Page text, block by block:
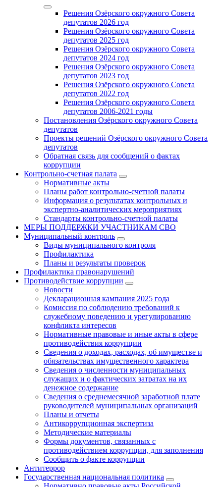
Решения Озёрского окружного Совета
депутатов 2026 год
Решения Озёрского окружного Совета
депутатов 2025 год
Решения Озёрского окружного Совета
депутатов 2024 год
Решения Озёрского окружного Совета
депутатов 2023 год
Решения Озёрского окружного Совета
депутатов 2022 год
Решения Озёрского окружного Совета
депутатов 2006-2021 годы
Постановления Озёрского окружного Совета
депутатов
Проекты решений Озёрского окружного Совета
депутатов
Обратная связь для сообщений о фактах
коррупции
Контрольно-счетная палата
Нормативные акты
Планы работ контрольно-счетной палаты
Информация о результатах контрольных и
экспертно-аналитических мероприятиях
Стандарты контрольно-счетной палаты
МЕРЫ ПОДДЕРЖКИ УЧАСТНИКАМ СВО
Муниципальный контроль
Виды муниципального контроля
Профилактика
Планы и результаты проверок
Профилактика правонарушений
Противодействие коррупции
Новости
Декларационная кампания 2025 года
Комиссия по соблюдению требований к
служебному поведению и урегулированию
конфликта интересов
Нормативные правовые и иные акты в сфере
противодействия коррупции
Сведения о доходах, расходах, об имуществе и
обязательствах имущественного характера
Сведения о численности муниципальных
служащих и о фактических затратах на их
денежное содержание
Сведения о среднемесячной заработной плате
руководителей муниципальных организаций
Планы и отчеты
Антикоррупционная экспертиза
Методические материалы
Формы документов, связанных с
противодействием коррупции, для заполнения
Сообщить о факте коррупции
Антитеррор
Государственная национальная политика